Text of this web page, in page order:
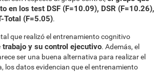
en los test DSF (F=10.09), DSR (F=10.26),
Total (F=5.05).
que realizó el entrenamiento cognitivo
y su control ejecutivo. Además, el
ser una buena alternativa para realizar el
los datos evidencian que el entrenamiento